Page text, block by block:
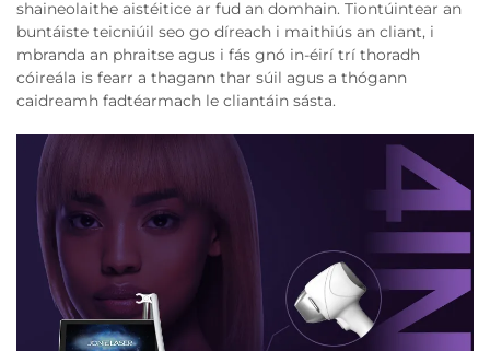
shaineolaithe aistéitice ar fud an domhain. Tiontúintear an
buntáiste teicniúil seo go díreach i maithiús an cliant, i
mbranda an phraitse agus i fás gnó in-éirí trí thoradh
cóireála is fearr a thagann thar súil agus a thógann
caidreamh fadtéarmach le cliantáin sásta.